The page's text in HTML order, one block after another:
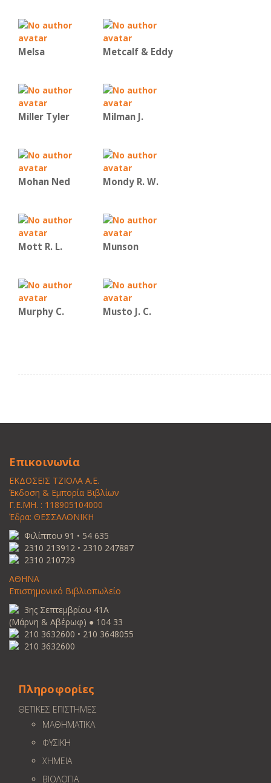
Melsa Metcalf & Eddy
Miller Tyler Milman J.
Mohan Ned Mondy R. W.
Mott R. L. Munson
Murphy C. Musto J. C.
Επικοινωνία
ΕΚΔΟΣΕΙΣ ΤΖΙΟΛΑ Α.Ε.
Έκδοση & Εμπορία Βιβλίων
Γ.Ε.ΜΗ. : 118905104000
Έδρα: ΘΕΣΣΑΛΟΝΙΚΗ
Φιλίππου 91 • 54 635
2310 213912 • 2310 247887
2310 210729
ΑΘΗΝΑ
Επιστημονικό Βιβλιοπωλείο
3ης Σεπτεμβρίου 41Α
(Μάρνη & Αβέρωφ) ● 104 33
210 3632600 • 210 3648055
210 3632600
Πληροφορίες
ΘΕΤΙΚΕΣ ΕΠΙΣΤΗΜΕΣ
ΜΑΘΗΜΑΤΙΚΑ
ΦΥΣΙΚΗ
ΧΗΜΕΙΑ
ΒΙΟΛΟΓΙΑ